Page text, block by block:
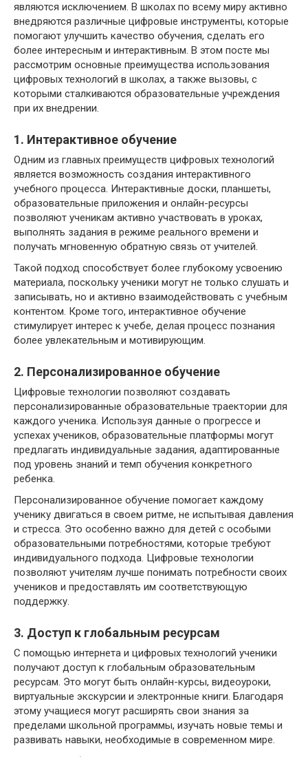
являются исключением. В школах по всему миру активно
внедряются различные цифровые инструменты, которые
помогают улучшить качество обучения, сделать его
более интересным и интерактивным. В этом посте мы
рассмотрим основные преимущества использования
цифровых технологий в школах, а также вызовы, с
которыми сталкиваются образовательные учреждения
при их внедрении.
1. Интерактивное обучение
Одним из главных преимуществ цифровых технологий
является возможность создания интерактивного
учебного процесса. Интерактивные доски, планшеты,
образовательные приложения и онлайн-ресурсы
позволяют ученикам активно участвовать в уроках,
выполнять задания в режиме реального времени и
получать мгновенную обратную связь от учителей.
Такой подход способствует более глубокому усвоению
материала, поскольку ученики могут не только слушать и
записывать, но и активно взаимодействовать с учебным
контентом. Кроме того, интерактивное обучение
стимулирует интерес к учебе, делая процесс познания
более увлекательным и мотивирующим.
2. Персонализированное обучение
Цифровые технологии позволяют создавать
персонализированные образовательные траектории для
каждого ученика. Используя данные о прогрессе и
успехах учеников, образовательные платформы могут
предлагать индивидуальные задания, адаптированные
под уровень знаний и темп обучения конкретного
ребенка.
Персонализированное обучение помогает каждому
ученику двигаться в своем ритме, не испытывая давления
и стресса. Это особенно важно для детей с особыми
образовательными потребностями, которые требуют
индивидуального подхода. Цифровые технологии
позволяют учителям лучше понимать потребности своих
учеников и предоставлять им соответствующую
поддержку.
3. Доступ к глобальным ресурсам
С помощью интернета и цифровых технологий ученики
получают доступ к глобальным образовательным
ресурсам. Это могут быть онлайн-курсы, видеоуроки,
виртуальные экскурсии и электронные книги. Благодаря
этому учащиеся могут расширять свои знания за
пределами школьной программы, изучать новые темы и
развивать навыки, необходимые в современном мире.